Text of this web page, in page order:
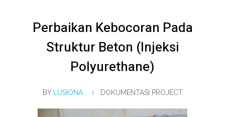
Perbaikan Kebocoran Pada
Struktur Beton (Injeksi
Polyurethane)
BY LUSIONA DOKUMENTASI PROJECT